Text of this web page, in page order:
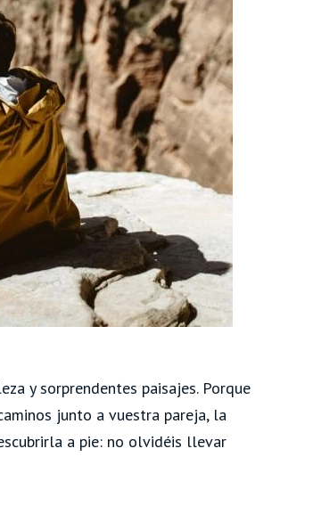
y sorprendentes paisajes. Porque
junto a vuestra pareja, la
a pie: no olvidéis llevar